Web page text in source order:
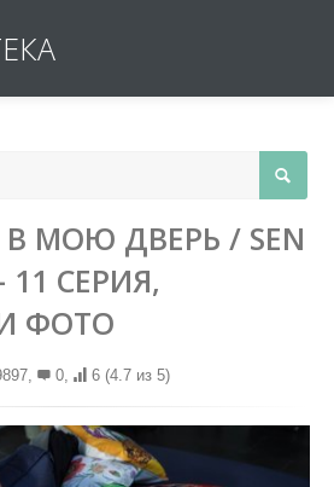
МОЮ ДВЕРЬ / SEN
11 СЕРИЯ,
ФОТО
0, 6 (4.7 из 5)